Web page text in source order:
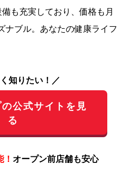
も充実しており、価格も月
ナブル。あなたの健康ライフ
知りたい！／
公式サイトを見
る
オープン前店舗も安心